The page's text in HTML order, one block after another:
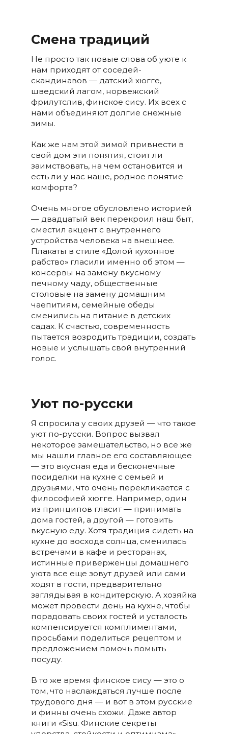
Смена традиций
Не просто так новые слова об уюте к
нам приходят от соседей-
скандинавов — датский хюгге,
шведский лагом, норвежский
фрилутслив, финское сису. Их всех с
нами объединяют долгие снежные
зимы.
Как же нам этой зимой привнести в
свой дом эти понятия, стоит ли
заимствовать, на чем остановится и
есть ли у нас наше, родное понятие
комфорта?
Очень многое обусловлено историей
— двадцатый век перекроил наш быт,
сместил акцент с внутреннего
устройства человека на внешнее.
Плакаты в стиле «Долой кухонное
рабство» гласили именно об этом —
консервы на замену вкусному
печному чаду, общественные
столовые на замену домашним
чаепитиям, семейные обеды
сменились на питание в детских
садах. К счастью, современность
пытается возродить традиции, создать
новые и услышать свой внутренний
голос.
Уют по-русски
Я спросила у своих друзей — что такое
уют по-русски. Вопрос вызвал
некоторое замешательство, но все же
мы нашли главное его составляющее
— это вкусная еда и бесконечные
посиделки на кухне с семьей и
друзьями, что очень перекликается с
философией хюгге. Например, один
из принципов гласит — принимать
дома гостей, а другой — готовить
вкусную еду. Хотя традиция сидеть на
кухне до восхода солнца, сменилась
встречами в кафе и ресторанах,
истинные приверженцы домашнего
уюта все еще зовут друзей или сами
ходят в гости, предварительно
заглядывая в кондитерскую. А хозяйка
может провести день на кухне, чтобы
порадовать своих гостей и усталость
компенсируется комплиментами,
просьбами поделиться рецептом и
предложением помочь помыть
посуду.
В то же время финское сису — это о
том, что наслаждаться лучше после
трудового дня — и вот в этом русские
и финны очень схожи. Даже автор
книги «Sisu. Финские секреты